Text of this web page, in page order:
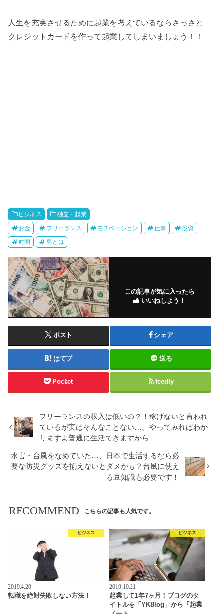
人生を充実させるために起業を考えているならさっさと
クレジットカードを作って起業してしまいましょう！！
ビジネス 独立・起業
お金 フリーランス モチベーション 仕事 投資
時間 男とは
この記事が気に入ったら
いいねしよう！
ポスト シェア
はてブ 送る
Pocket feedly
フリーランスの収入は低いの？！稼げないと言われ
ているが実はそんなことない…。やってみればわか
りますよ普通に生活できますから
水害・台風をなめていた…、日本で生活するなら必
要な防災グッズを揃えないとダメかも？台風に使え
る豆知識も必要です！
RECOMMEND こちらの記事も人気です。
ビジネス
2019.4.20
転職を絶対失敗しない方法！
ビジネス
2019.10.21
起業して1年7ヶ月！ブログのタ
イトルを「YKBlog」から「起業